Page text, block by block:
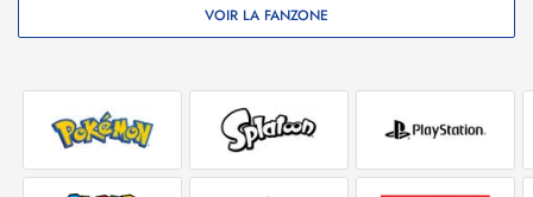
VOIR LA FANZONE